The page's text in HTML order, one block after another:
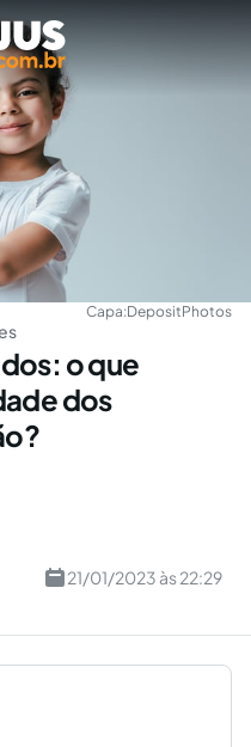
Capa:DepositPhotos
o que
dos
21/01/2023 às 22:29